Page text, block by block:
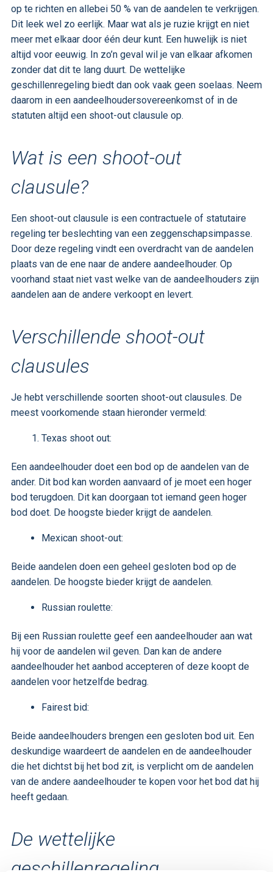
op te richten en allebei 50 % van de aandelen te verkrijgen.
Dit leek wel zo eerlijk. Maar wat als je ruzie krijgt en niet
meer met elkaar door één deur kunt. Een huwelijk is niet
altijd voor eeuwig. In zo’n geval wil je van elkaar afkomen
zonder dat dit te lang duurt. De wettelijke
geschillenregeling biedt dan ook vaak geen soelaas. Neem
daarom in een aandeelhoudersovereenkomst of in de
statuten altijd een shoot-out clausule op.
Wat is een shoot-out
clausule?
Een shoot-out clausule is een contractuele of statutaire
regeling ter beslechting van een zeggenschapsimpasse.
Door deze regeling vindt een overdracht van de aandelen
plaats van de ene naar de andere aandeelhouder. Op
voorhand staat niet vast welke van de aandeelhouders zijn
aandelen aan de andere verkoopt en levert.
Verschillende shoot-out
clausules
Je hebt verschillende soorten shoot-out clausules. De
meest voorkomende staan hieronder vermeld:
Texas shoot out:
Een aandeelhouder doet een bod op de aandelen van de
ander. Dit bod kan worden aanvaard of je moet een hoger
bod terugdoen. Dit kan doorgaan tot iemand geen hoger
bod doet. De hoogste bieder krijgt de aandelen.
Mexican shoot-out:
Beide aandelen doen een geheel gesloten bod op de
aandelen. De hoogste bieder krijgt de aandelen.
Russian roulette:
Bij een Russian roulette geef een aandeelhouder aan wat
hij voor de aandelen wil geven. Dan kan de andere
aandeelhouder het aanbod accepteren of deze koopt de
aandelen voor hetzelfde bedrag.
Fairest bid:
Beide aandeelhouders brengen een gesloten bod uit. Een
deskundige waardeert de aandelen en de aandeelhouder
die het dichtst bij het bod zit, is verplicht om de aandelen
van de andere aandeelhouder te kopen voor het bod dat hij
heeft gedaan.
De wettelijke